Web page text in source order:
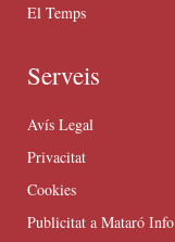
El Temps
Serveis
Avís Legal
Privacitat
Cookies
Publicitat a Mataró Info